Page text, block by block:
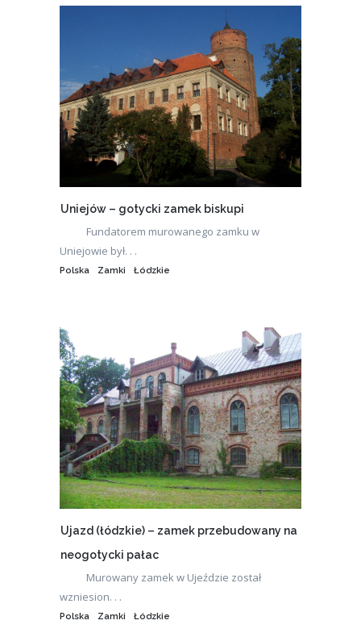
Uniejów – gotycki zamek biskupi
Fundatorem murowanego zamku w
Uniejowie był. . .
Polska Zamki Łódzkie
Ujazd (łódzkie) – zamek przebudowany na
neogotycki pałac
Murowany zamek w Ujeździe został
wzniesion. . .
Polska Zamki Łódzkie